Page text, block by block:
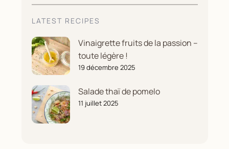
LATEST RECIPES
Vinaigrette fruits de la passion –
toute légère !
19 décembre 2025
Salade thaï de pomelo
11 juillet 2025